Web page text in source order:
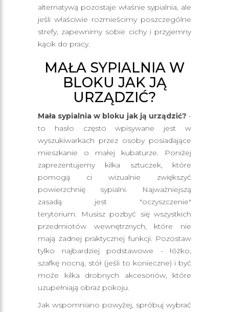
alternatywą pozostaje właśnie sypialnia, ale
jeśli właściwie rozmieścimy poszczególne
strefy, zapewnimy sobie cichy i przyjemny
kącik do pracy.
MAŁA SYPIALNIA W
BLOKU JAK JĄ
URZĄDZIĆ?
Mała sypialnia w bloku jak ją urządzić? -
to hasło często wpisywane jest w
wyszukiwarkach przez osoby posiadające
mieszkanie o małej kubaturze. Poniżej
zaprezentujemy kilka sztuczek, które
pomogą ci wizualnie zwiększyć
powierzchnię sypialni. Najważniejszą
zasadą jest "oczyszczenie"
terytorium. Musisz pozbyć się wszystkich
przedmiotów wewnętrznych, które nie
mają żadnej praktycznej funkcji. Pozostaw
tylko najbardziej podstawowe - łóżko,
szafkę nocną, stół (jeśli to konieczne) i być
może kilka drobnych akcesoriów, które
uzupełniają obraz pokoju.
Jak wspomniano powyżej, spróbuj wybrać